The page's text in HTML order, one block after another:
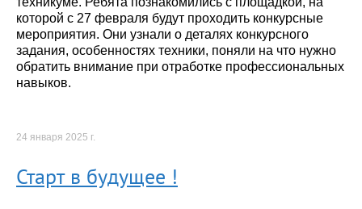
которой с 27 февраля будут проходить конкурсные
мероприятия. Они узнали о деталях конкурсного
задания, особенностях техники, поняли на что нужно
обратить внимание при отработке профессиональных
навыков.
24 января 2025 г.
Старт в будущее !